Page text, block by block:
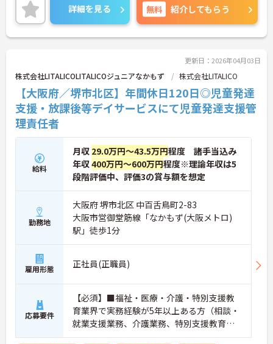
詳細を見る 無料 紹介してもらう
更新日：2026年04月03日
株式会社LITALICOLITALICOジュニアなかもず 株式会社LITALICO
【大阪府／堺市北区】年間休日120日◎児童発達
支援・放課後等デイサービスにて児童発達支援管
理責任者
給料
月収 29.0万円～43.5万円程度 諸手当込み
年収400万円～600万円程度※理論年収は5
段階評価中、評価3の賞与額を想定
勤務地
大阪府 堺市北区 中百舌鳥町2-83
大阪市営御堂筋線「なかもず(大阪メトロ)
駅」徒歩1分
雇用形態 正社員(正職員)
応募要件
【必須】■福祉・医療・介護・特別支援教
育業界で実務経験が5年以上ある方（相談・
就業支援業務、介護業務、特別支援教育な
ど）■児童発達支援管理責任者研修受講者